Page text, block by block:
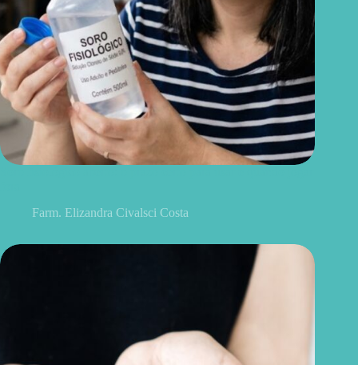
Farm. Elizandra Civalsci Costa